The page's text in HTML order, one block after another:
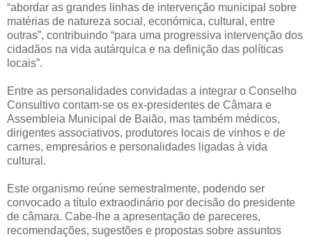
“abordar as grandes linhas de intervenção municipal sobre
matérias de natureza social, económica, cultural, entre
outras”, contribuindo “para uma progressiva intervenção dos
cidadãos na vida autárquica e na definição das políticas
locais”.
Entre as personalidades convidadas a integrar o Conselho
Consultivo contam-se os ex-presidentes de Câmara e
Assembleia Municipal de Baião, mas também médicos,
dirigentes associativos, produtores locais de vinhos e de
carnes, empresários e personalidades ligadas à vida
cultural.
Este organismo reúne semestralmente, podendo ser
convocado a título extraodinário por decisão do presidente
de câmara. Cabe-lhe a apresentação de pareceres,
recomendações, sugestões e propostas sobre assuntos